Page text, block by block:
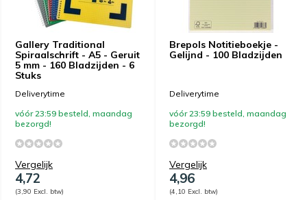
Gallery Traditional
Spiraalschrift - A5 - Geruit
5 mm - 160 Bladzijden - 6
Stuks
Deliverytime
vóór 23:59 besteld, maandag
bezorgd!
Vergelijk
4,72
(3,90 Excl. btw)
Brepols Notitieboekje -
Gelijnd - 100 Bladzijden
Deliverytime
vóór 23:59 besteld, maandag
bezorgd!
Vergelijk
4,96
(4,10 Excl. btw)